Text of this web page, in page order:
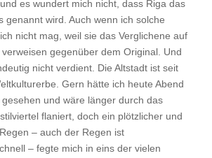
es wundert mich nicht, dass Riga das
genannt wird. Auch wenn ich solche
nicht mag, weil sie das Verglichene auf
gegenüber dem Original. Und
nicht verdient. Die Altstadt ist seit
Gern hätte ich heute Abend
und wäre länger durch das
flaniert, doch ein plötzlicher und
– auch der Regen ist
– fegte mich in eins der vielen